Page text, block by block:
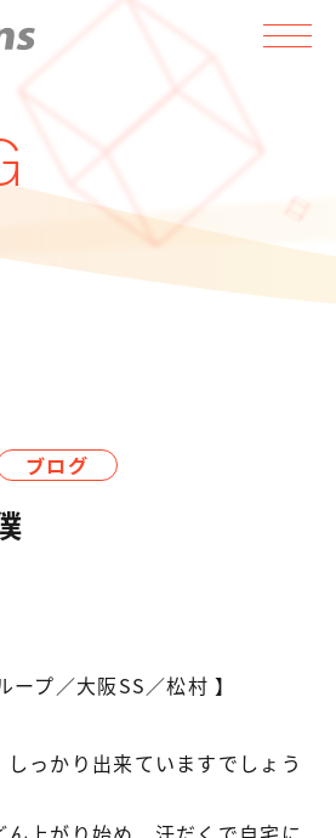
ブログ
ープ／大阪SS／松村 】
っかり出来ていますでしょう